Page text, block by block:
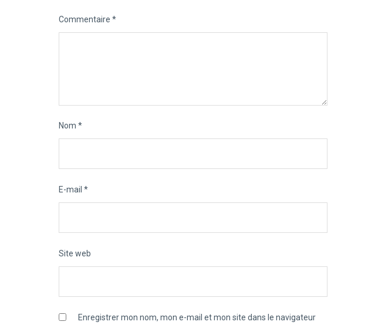
Commentaire *
Nom *
E-mail *
Site web
Enregistrer mon nom, mon e-mail et mon site dans le navigateur